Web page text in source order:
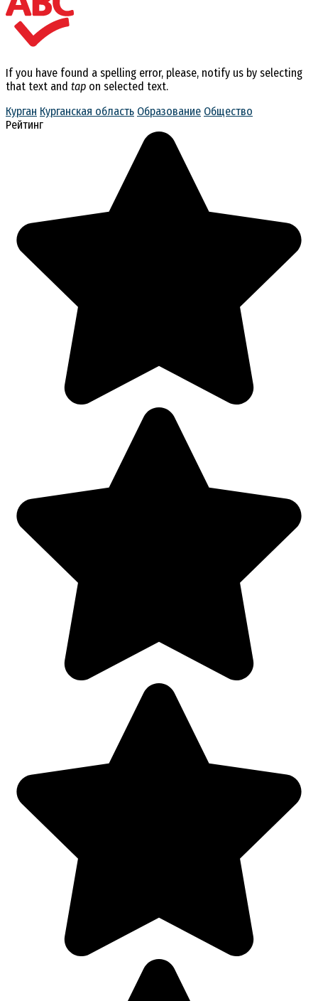
If you have found a spelling error, please, notify us by selecting
that text and tap on selected text.
Курган Курганская область Образование Общество
Рейтинг